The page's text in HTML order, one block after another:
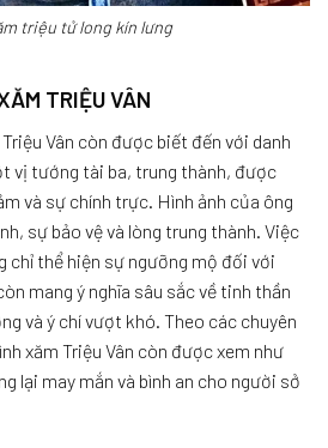
triệu tử long kín lưng
TRIỆU VÂN
Vân còn được biết đến với danh
vị tướng tài ba, trung thành, được
và sự chính trực. Hình ảnh của ông
sự bảo vệ và lòng trung thành. Việc
chỉ thể hiện sự ngưỡng mộ đối với
mang ý nghĩa sâu sắc về tinh thần
và ý chí vượt khó. Theo các chuyên
xăm Triệu Vân còn được xem như
lại may mắn và bình an cho người sở